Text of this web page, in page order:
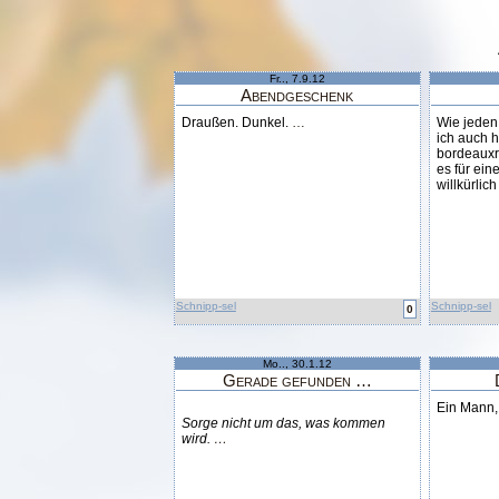
Wie
ich auch
es für
willkürlich
Schnipp-sel
Fr.., 7.9.12
Abendgeschenk
Draußen. Dunkel.
Schnipp-sel 0
Ein
Mo.., 30.1.12
Gerade gefunden …
Sorge nicht um das, was kommen
wird. …